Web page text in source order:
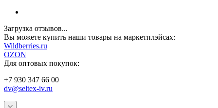
Загрузка отзывов...
Вы можете купить наши товары на маркетплэйсах:
Wildberries.ru
OZON
Для оптовых покупок:
+7 930 347 66 00
dv@seltex-iv.ru